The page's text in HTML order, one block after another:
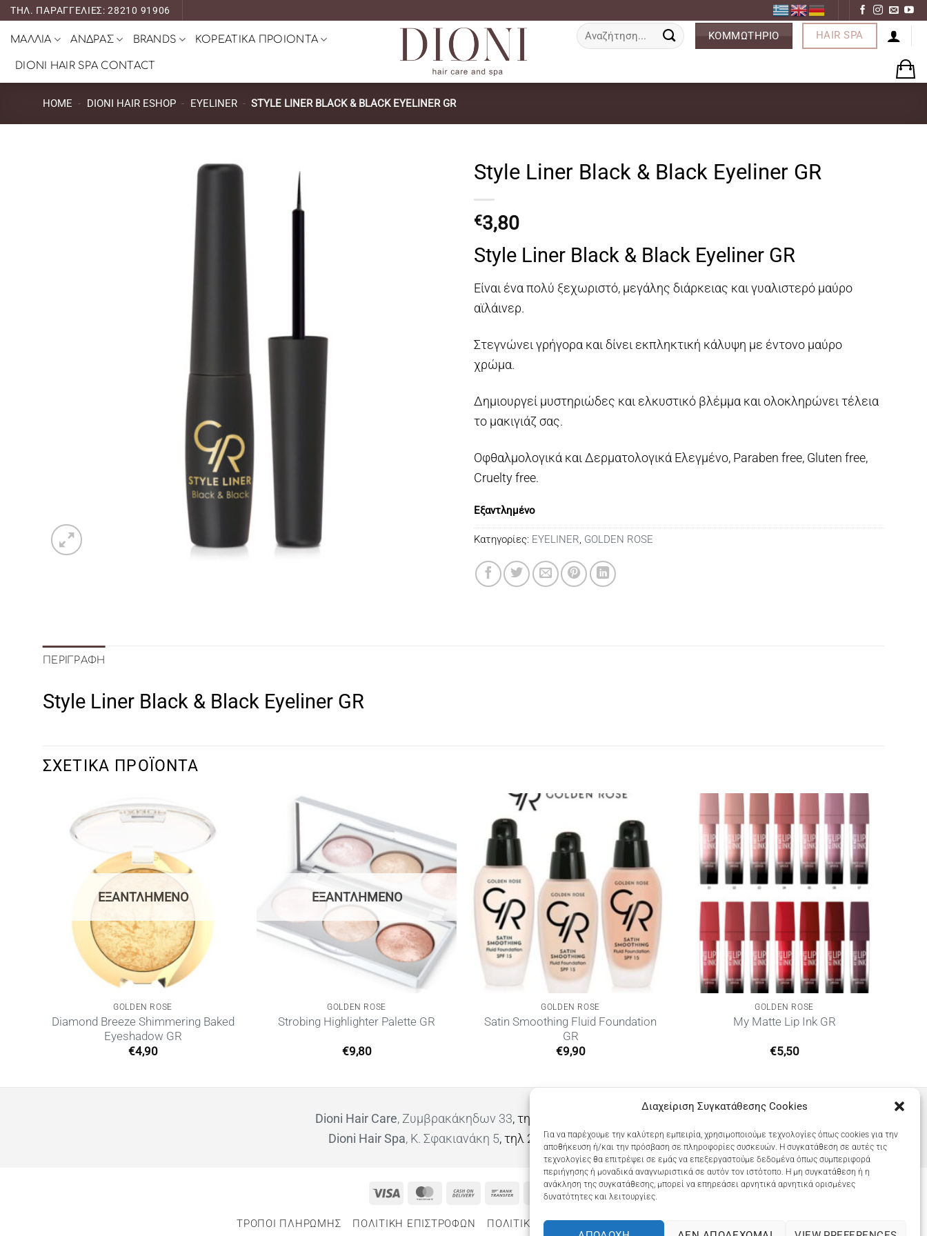
Διαχείριση Συγκατάθεσης Cookies
Για να παρέχουμε την καλύτερη εμπειρία, χρησιμοποιούμε τεχνολογίες όπως cookies για την
αποθήκευση ή/και την πρόσβαση σε πληροφορίες συσκευών. Η συγκατάθεση σε αυτές τις
τεχνολογίες θα επιτρέψει σε εμάς να επεξεργαστούμε δεδομένα όπως συμπεριφορά
περιήγησης ή μοναδικά αναγνωριστικά σε αυτόν τον ιστότοπο. Η μη συγκατάθεση ή η
ανάκληση της συγκατάθεσης, μπορεί να επηρεάσει αρνητικά αρνητικά ορισμένες
δυνατότητες και λειτουργίες.
Μετάβαση
ΤΗΛ. ΠΑΡΑΓΓΕΛΙΕΣ: 28210 91906
ΜΑΛΛΙΑ ΑΝΔΡΑΣ BRANDS ΚΟΡΕΑΤΙΚΑ ΠΡΟΙΟΝΤΑ
DIONI HAIR SPA CONTACT
Αναζήτηση
για:
ΚΟΜΜΩΤΗΡΙΟ HAIR SPA
HOME - DIONI HAIR ESHOP - EYELINER - STYLE LINER BLACK & BLACK EYELINER GR
Style Liner Black & Black Eyeliner GR
€3,80
Style Liner Black & Black Eyeliner GR
Είναι ένα πολύ ξεχωριστό, μεγάλης διάρκειας και γυαλιστερό μαύρο
αϊλάινερ.
Στεγνώνει γρήγορα και δίνει εκπληκτική κάλυψη με έντονο μαύρο
χρώμα.
Δημιουργεί μυστηριώδες και ελκυστικό βλέμμα και ολοκληρώνει τέλεια
το μακιγιάζ σας.
Οφθαλμολογικά και Δερματολογικά Ελεγμένο, Paraben free, Gluten free,
Cruelty free.
Εξαντλημένο
Κατηγορίες: EYELINER, GOLDEN ROSE
ΠΕΡΙΓΡΑΦΉ
Style Liner Black & Black Eyeliner GR
ΣΧΕΤΙΚΆ ΠΡΟΪΌΝΤΑ
ΕΞΑΝΤΛΗΜΈΝΟ
GOLDEN ROSE
Diamond Breeze Shimmering Baked
Eyeshadow GR
€4,90
ΕΞΑΝΤΛΗΜΈΝΟ
GOLDEN ROSE
Strobing Highlighter Palette GR
€9,80
GOLDEN ROSE
Satin Smoothing Fluid Foundation
GR
€9,90
GOLDEN ROSE
My Matte Lip Ink GR
€5,50
Dioni Hair Care, Ζυμβρακάκηδων 33, τηλ 28210 91906
Dioni Hair Spa, Κ. Σφακιανάκη 5, τηλ 28210 94712
Visa MasterCard
Cash
Delivery
Google
ΤΡΟΠΟΙ ΠΛΗΡΩΜΗΣ ΠΟΛΙΤΙΚΉ ΕΠΙΣΤΡΟΦΏΝ ΠΟΛΙΤΙΚΉ ΑΠΟΡΡΉΤΟΥ – COOKIES (ΕΕ)